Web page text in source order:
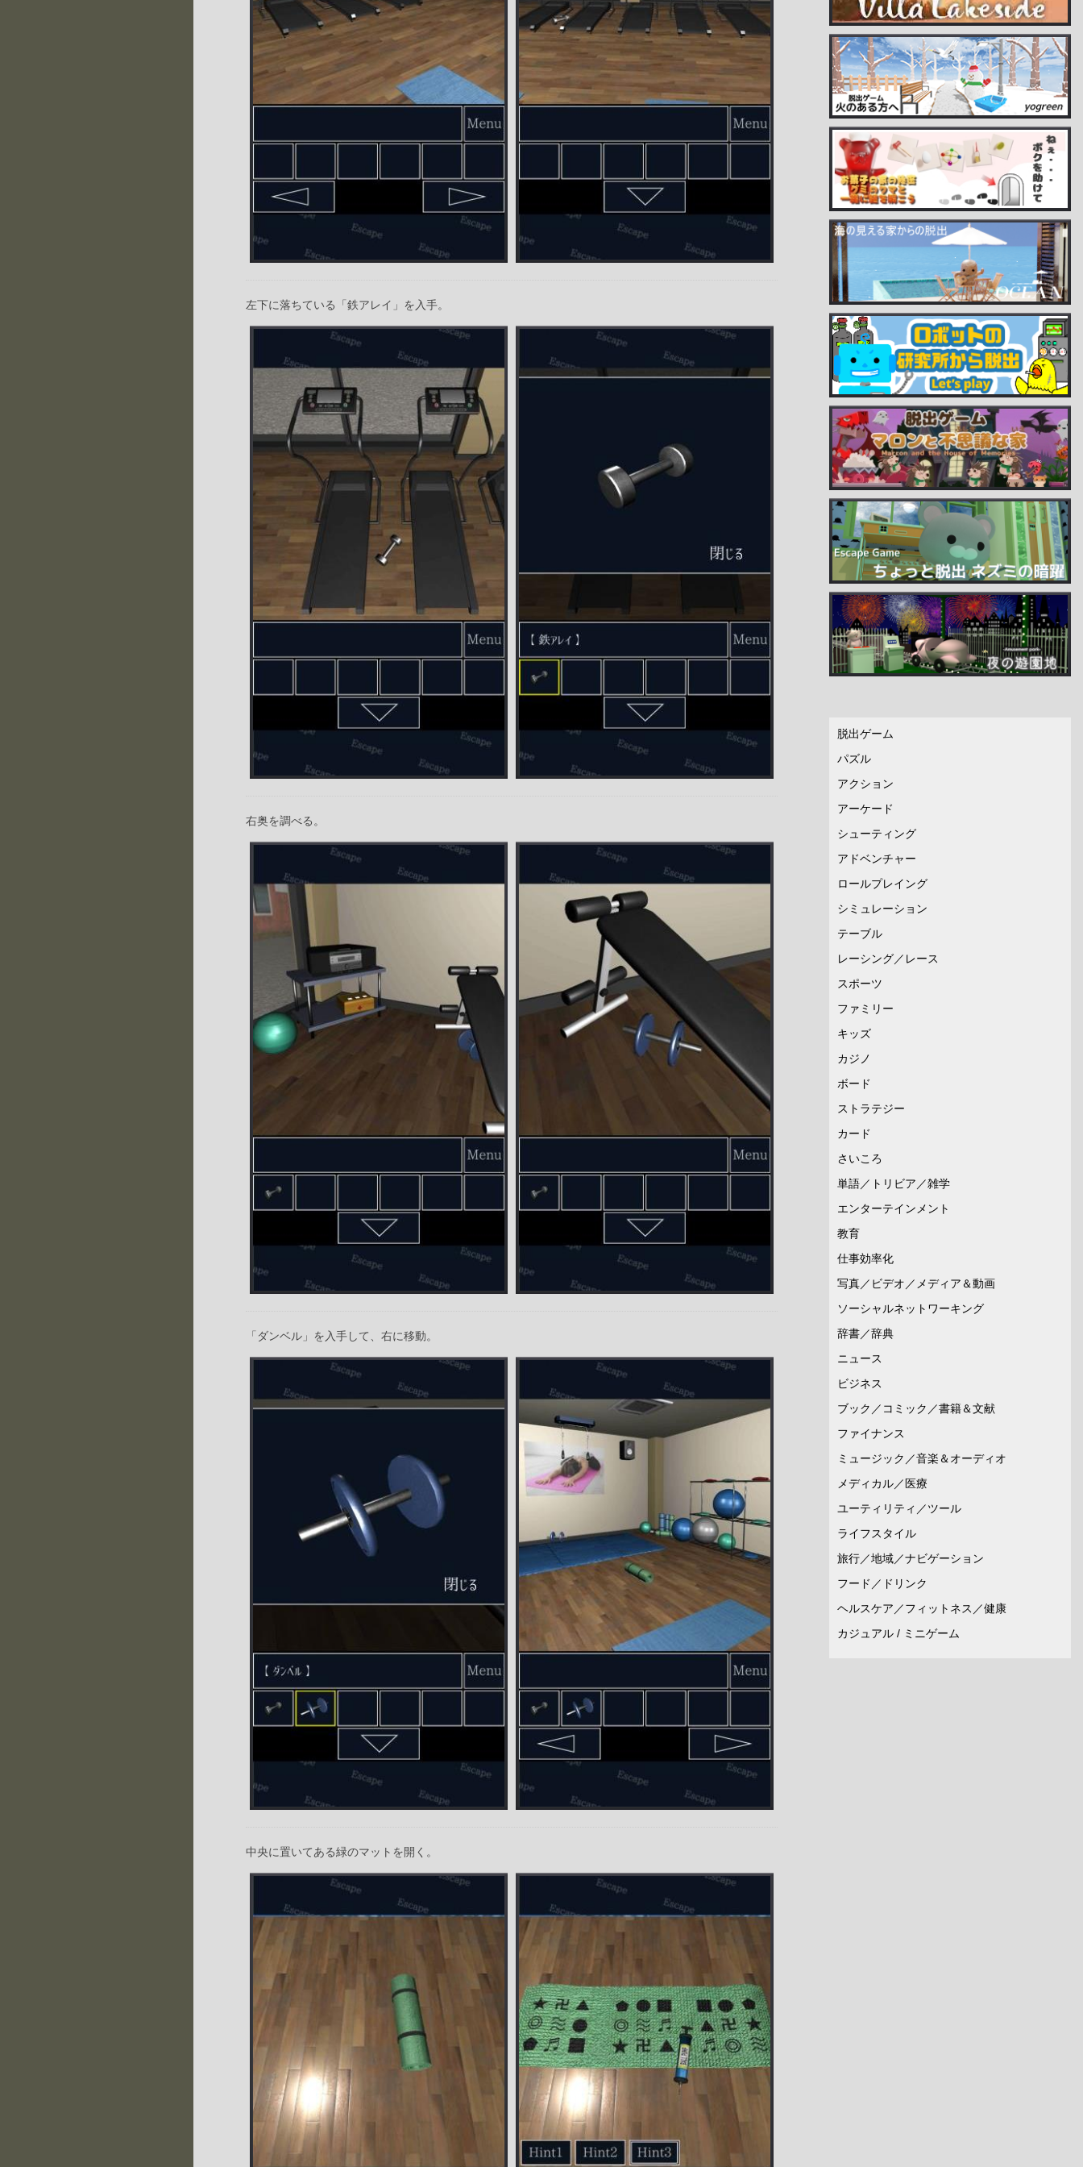
左下に落ちている「鉄アレイ」を入手。
右奥を調べる。
「ダンベル」を入手して、右に移動。
中央に置いてある緑のマットを開く。
脱出ゲーム
パズル
アクション
アーケード
シューティング
アドベンチャー
ロールプレイング
シミュレーション
テーブル
レーシング／レース
スポーツ
ファミリー
キッズ
カジノ
ボード
ストラテジー
カード
さいころ
単語／トリビア／雑学
エンターテインメント
教育
仕事効率化
写真／ビデオ／メディア＆動画
ソーシャルネットワーキング
辞書／辞典
ニュース
ビジネス
ブック／コミック／書籍＆文献
ファイナンス
ミュージック／音楽＆オーディオ
メディカル／医療
ユーティリティ／ツール
ライフスタイル
旅行／地域／ナビゲーション
フード／ドリンク
ヘルスケア／フィットネス／健康
カジュアル / ミニゲーム